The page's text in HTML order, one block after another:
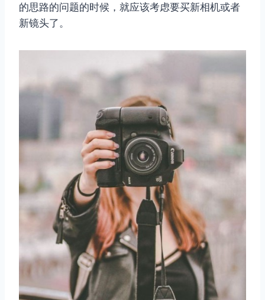
的思路的问题的时候，就应该考虑要买新相机或者
新镜头了。